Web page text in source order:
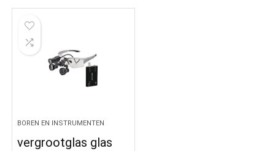
BOREN EN INSTRUMENTEN
vergrootglas glas